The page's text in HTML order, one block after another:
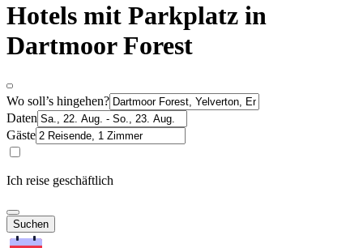
Hotels mit Parkplatz in
Dartmoor Forest
Wo soll’s hingehen?
Daten
Gäste
Ich reise geschäftlich
Suchen